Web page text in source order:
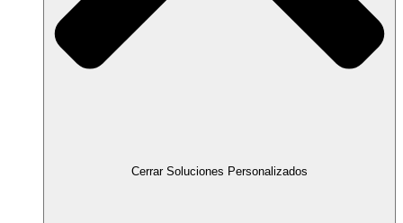
Cerrar Soluciones Personalizados